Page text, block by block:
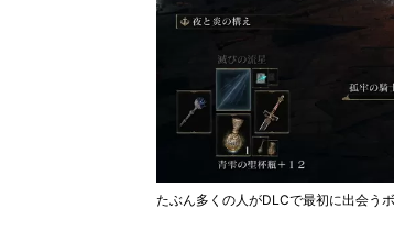
たぶん多くの人がDLCで最初に出会う